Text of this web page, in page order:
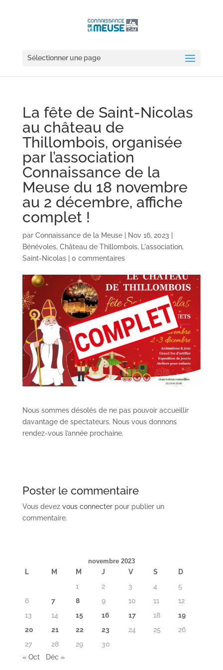
Sélectionner une page
La fête de Saint-Nicolas
au château de
Thillombois, organisée
par l’association
Connaissance de la
Meuse du 18 novembre
au 2 décembre, affiche
complet !
par Connaissance de la Meuse| Nov 16, 2023
Bénévoles, Château de Thillombois, L'association,
Saint-Nicolas| 0 commentaires
Nous sommes désolés de ne pas pouvoir accueillir
davantage de spectateurs. Nous vous donnons
rendez-vous l’année prochaine.
Poster le commentaire
Vous devez vous connecterpour publier un
commentaire.
novembre 2023
L M M J V S
D
1
2 3 4
5
6
7 8 9 10 11
12
13
14 15 16 17 18
19
20
21 22 23 24 25
26
27
28 29
30
« Oct
Déc »